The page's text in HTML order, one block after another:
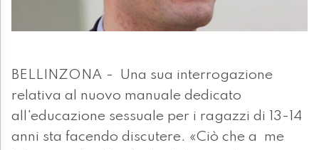
BELLINZONA - Una sua interrogazione
relativa al nuovo manuale dedicato
all'educazione sessuale per i ragazzi di 13-14
anni sta facendo discutere. «Ciò che a me